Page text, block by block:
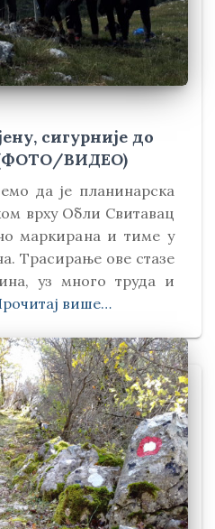
сигурније до
(ФОТО/ВИДЕО)
да је планинарска
врху Обли Свитавaц
маркирана и тиме у
Трасирање ове стазе
уз много труда и
више…